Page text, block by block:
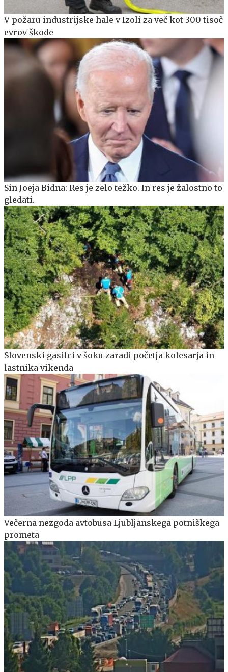
V požaru industrijske hale v Izoli za več kot 300 tisoč
evrov škode
Sin Joeja Bidna: Res je zelo težko. In res je žalostno to
gledati.
Slovenski gasilci v šoku zaradi početja kolesarja in
lastnika vikenda
Večerna nezgoda avtobusa Ljubljanskega potniškega
prometa